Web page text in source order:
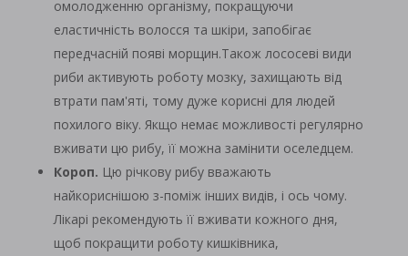
омолодженню організму, покращуючи
еластичність волосся та шкіри, запобігає
передчасній появі морщин.Також лососеві види
риби активують роботу мозку, захищають від
втрати пам'яті, тому дуже корисні для людей
похилого віку. Якщо немає можливості регулярно
вживати цю рибу, її можна замінити оселедцем.
Короп. Цю річкову рибу вважають
найкориснішою з-поміж інших видів, і ось чому.
Лікарі рекомендують її вживати кожного дня,
щоб покращити роботу кишківника,